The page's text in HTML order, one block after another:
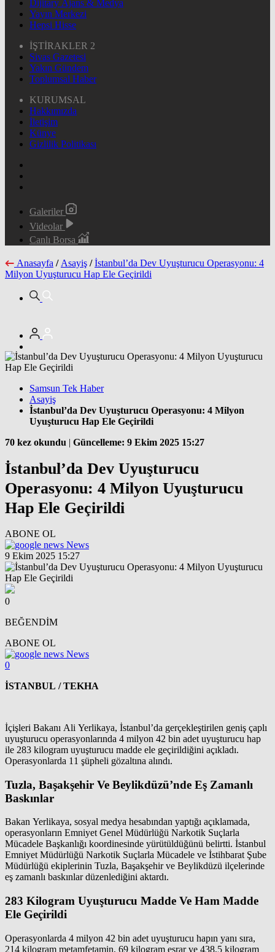
Dijitary Ajans & Medya
Yayın Merkezi
Hepsi Hisse
İŞTİRAKLER 2
Sivas Gazetesi
Yakın Gündem
Toplumsal Haber
KURUMSAL
Hakkımızda
İletişim
Künye
Gizlilik Politikası
Galeriler
Videolar
Canlı Borsa
Anasayfa / Asayiş / İstanbul’da Dev Uyuşturucu Operasyonu: 4
Milyon Uyuşturucu Hap Ele Geçirildi
Samsun Tek Haber
Asayiş
İstanbul’da Dev Uyuşturucu Operasyonu: 4 Milyon
Uyuşturucu Hap Ele Geçirildi
70 kez okundu | Güncelleme: 9 Ekim 2025 15:27
İstanbul’da Dev Uyuşturucu
Operasyonu: 4 Milyon Uyuşturucu
Hap Ele Geçirildi
ABONE OL
News
9 Ekim 2025 15:27
0
BEĞENDİM
ABONE OL
News
0
İSTANBUL / TEKHA
İçişleri Bakanı Ali Yerlikaya, İstanbul’da gerçekleştirilen geniş çaplı
uyuşturucu operasyonlarında 4 milyon 42 bin adet uyuşturucu hap
ile 283 kilogram uyuşturucu madde ele geçirildiğini açıkladı.
Operasyonlarda 11 şüpheli gözaltına alındı.
Tuzla, Başakşehir Ve Beylikdüzü’nde Eş Zamanlı
Baskınlar
Bakan Yerlikaya, sosyal medya hesabından yaptığı açıklamada,
operasyonların Emniyet Genel Müdürlüğü Narkotik Suçlarla
Mücadele Başkanlığı koordinesinde yürütüldüğünü belirtti. İstanbul
Emniyet Müdürlüğü Narkotik Suçlarla Mücadele ve İstihbarat Şube
Müdürlüğü ekiplerinin Tuzla, Başakşehir ve Beylikdüzü ilçelerinde
eş zamanlı baskınlar düzenlediğini aktardı.
283 Kilogram Uyuşturucu Madde Ve Ham Madde
Ele Geçirildi
Operasyonlarda 4 milyon 42 bin adet uyuşturucu hapın yanı sıra,
214 kilogram metamfetamin, 69 kilogram esrar ve 438,5 kilogram